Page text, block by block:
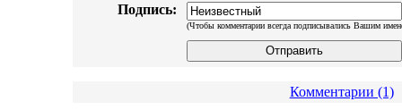
Подпись:
(Чтобы комментарии всегда подписывались Вашим
Комментарии (1)